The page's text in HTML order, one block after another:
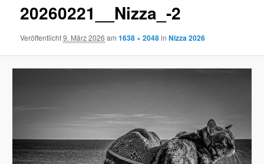
20260221__Nizza_-2
Veröffentlicht9. März 2026 am1638 × 2048inNizza 2026